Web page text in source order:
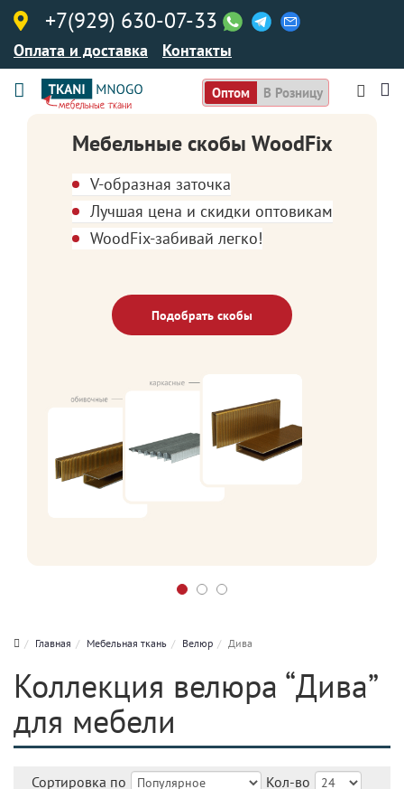
+7(929) 630-07-33
Оплата и доставка Контакты
Оптом В Розницу
Мебельные скобы WoodFix
V-образная заточка
Лучшая цена и скидки оптовикам
WoodFix-забивай легко!
Подобрать скобы
Главная Мебельная ткань Велюр Дива
Коллекция велюра “Дива”
для мебели
Сортировка по Кол-во